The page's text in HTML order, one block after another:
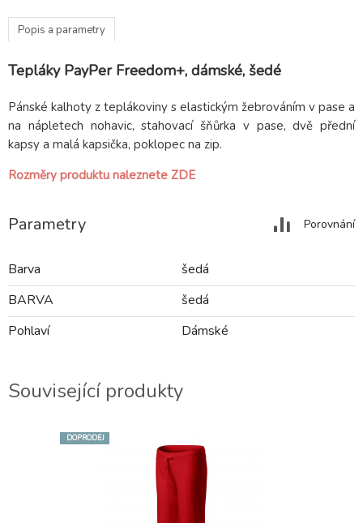
Popis a parametry
Tepláky PayPer Freedom+, dámské, šedé
Pánské kalhoty z teplákoviny s elastickým žebrováním v pase a
na nápletech nohavic, stahovací šňůrka v pase, dvě přední
kapsy a malá kapsička, poklopec na zip.
Rozměry produktu naleznete ZDE
Parametry Porovnání
Barva
šedá
BARVA
šedá
Pohlaví
Dámské
Související produkty
DOPRODEJ